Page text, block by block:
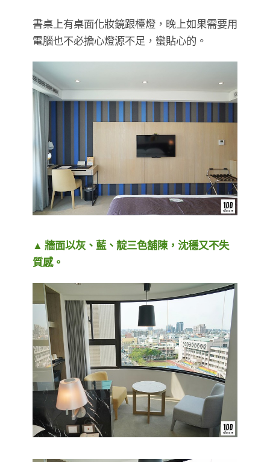
書桌上有桌面化妝鏡跟檯燈，晚上如果需要用
電腦也不必擔心燈源不足，蠻貼心的。
▲ 牆面以灰、藍、靛三色舖陳，沈穩又不失
質感。